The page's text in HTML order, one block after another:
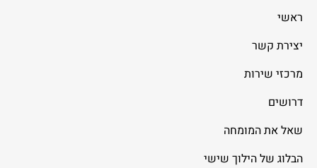
ראשי
יצירת קשר
מרכזי שירות
דרושים
שאל את המומחה
הבלוג של הילוך שישי